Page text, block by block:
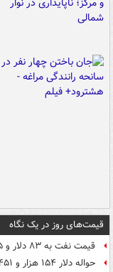
قیمت‌های روز در یک نگاه
قیمت نفت به ۸۳ دلار و ۵۵ سنت در هر بشکه رسید
حواله دلار ۱۵۴ هزار و ۴۵۱ تومان شد